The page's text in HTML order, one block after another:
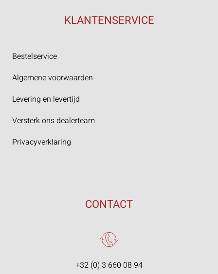
KLANTENSERVICE
Bestelservice
Algemene voorwaarden
Levering en levertijd
Versterk ons dealerteam
Privacyverklaring
CONTACT
+32 (0) 3 660 08 94